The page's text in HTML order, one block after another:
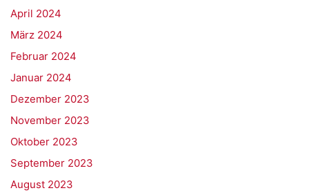
April 2024
März 2024
Februar 2024
Januar 2024
Dezember 2023
November 2023
Oktober 2023
September 2023
August 2023